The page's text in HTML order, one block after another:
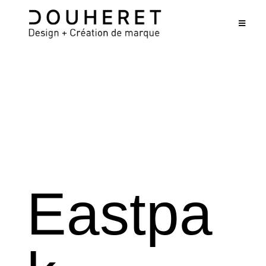
Eastpa